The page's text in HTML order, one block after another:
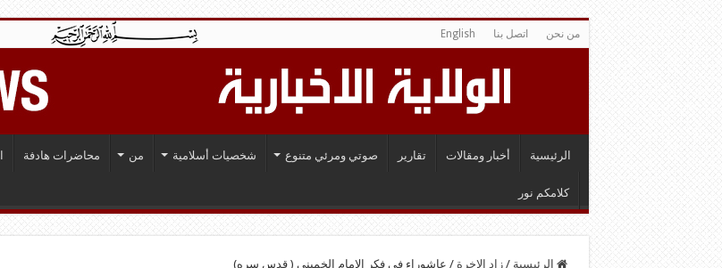
من نحن اتصل بنا English
الرئيسية أخبار ومقالات تقارير صوتي ومرئي متنوع شخصيات أسلامية من محاضرات هادفة
كلامكم نور
الرئيسية / زاد الاخرة / عاشوراء في فكر الامام الخميني ( قدس سره)